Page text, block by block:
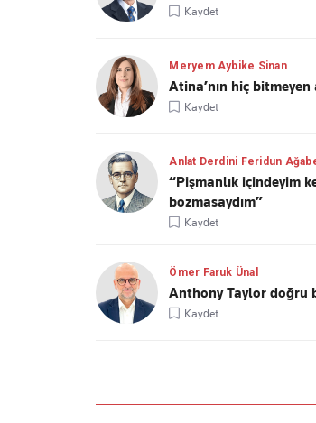
Kaydet
Meryem Aybike Sinan
Atina’nın hiç bitmeyen
Kaydet
Anlat Derdini Feridun
“Pişmanlık içindeyim
bozmasaydım”
Kaydet
Ömer Faruk Ünal
Anthony Taylor doğru
Kaydet